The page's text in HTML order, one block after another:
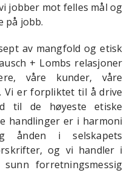
jobber mot felles mål og
på jobb.
av mangfold og etisk
+ Lombs relasjoner
våre kunder, våre
Vi er forpliktet til å drive
til de høyeste etiske
handlinger er i harmoni
ånden i selskapets
og vi handler i
forretningsmessig